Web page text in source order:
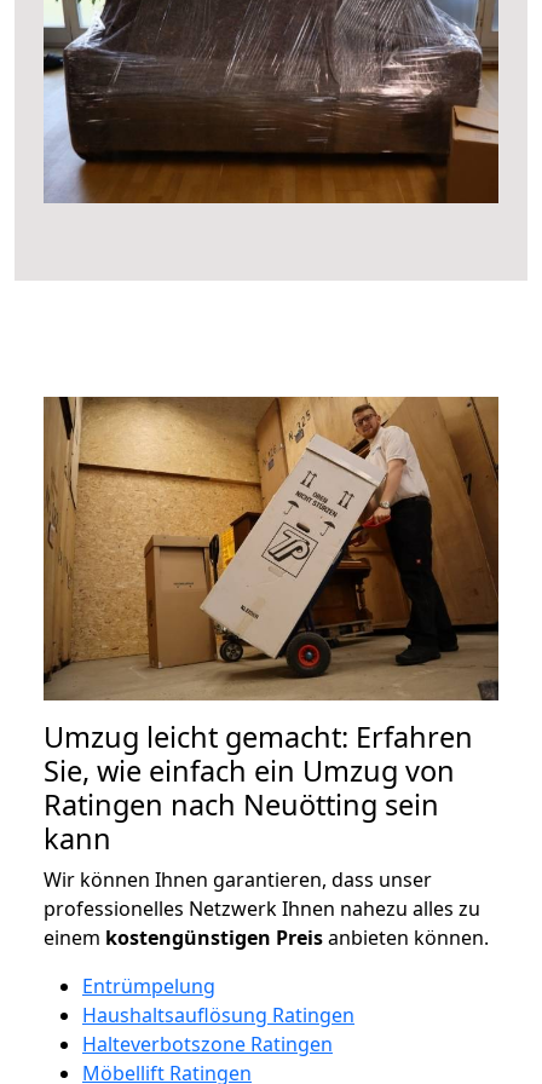
Umzug leicht gemacht: Erfahren
Sie, wie einfach ein Umzug von
Ratingen nach Neuötting sein
kann
Wir können Ihnen garantieren, dass unser
professionelles Netzwerk Ihnen nahezu alles zu
einem kostengünstigen Preisanbieten können.
Entrümpelung
Haushaltsauflösung Ratingen
Halteverbotszone Ratingen
Möbellift Ratingen